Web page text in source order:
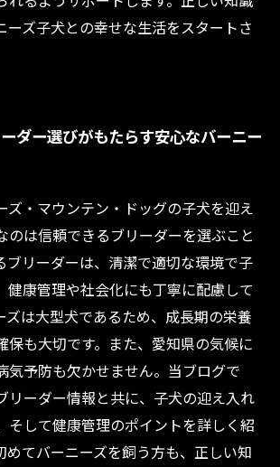
ーズ子犬との幸せな生活をスタートさ
ダー選びがもたらす安心なバーニー
ズ・マウンテン・ドッグの子犬を迎え
のは信頼できるブリーダーを選ぶこと
ブリーダーは、清潔で適切な環境で子
健康管理や社会化にも丁寧に配慮して
ズは大型犬であるため、成長期の栄養
保も大切です。また、愛知県の気候に
気予防も欠かせません。当ブログで
リーダー情報と共に、子犬の迎え入れ
そして健康管理のポイントを詳しく紹
めてバーニーズを飼う方も、正しい知